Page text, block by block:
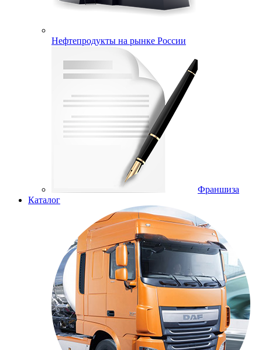
Нефтепродукты на рынке России
Франшиза
Каталог